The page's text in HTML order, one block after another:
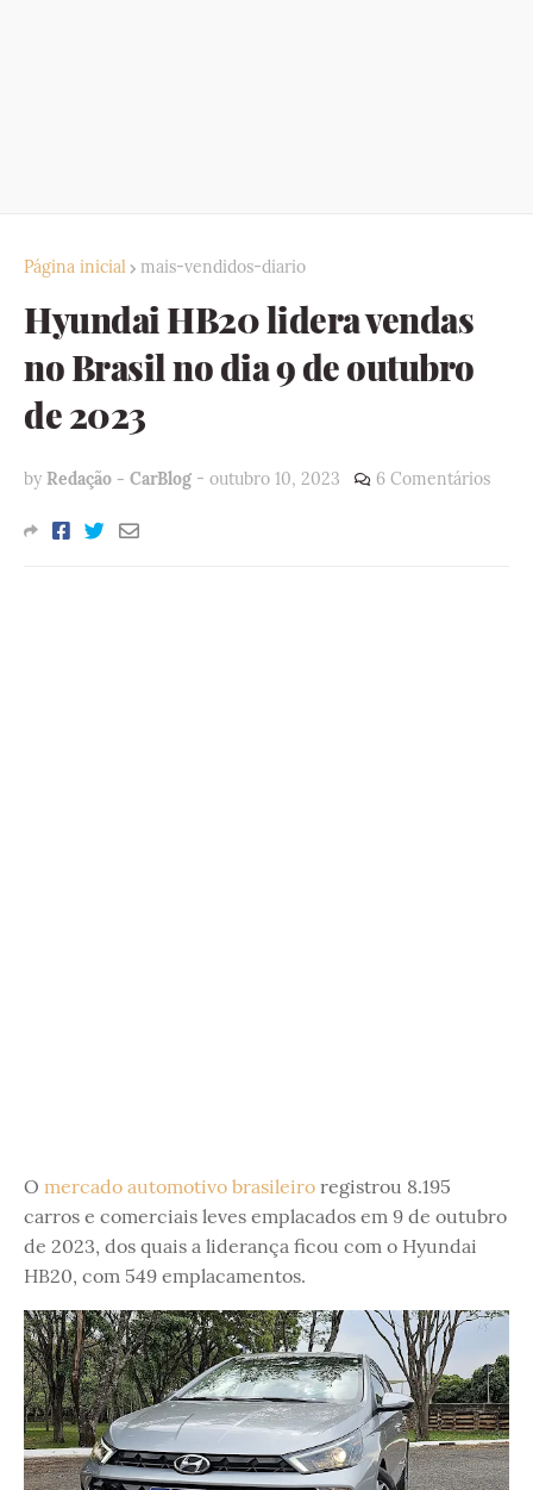
Página inicial mais-vendidos-diario
Hyundai HB20 lidera vendas
no Brasil no dia 9 de outubro
de 2023
by Redação - CarBlog - outubro 10, 2023 6 Comentários
O mercado automotivo brasileiro registrou 8.195
carros e comerciais leves emplacados em 9 de outubro
de 2023, dos quais a liderança ficou com o Hyundai
HB20, com 549 emplacamentos.